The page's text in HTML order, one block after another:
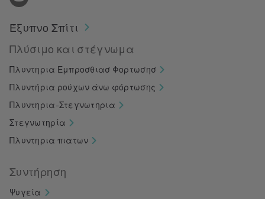
Έξυπνο Σπίτι
Πλύσιμο και στέγνωμα
Πλυντηρια Εμπροσθιασ Φορτωσησ
Πλυντήρια ρούχων άνω φόρτωσης
Πλυντηρια-Στεγνωτηρια
Στεγνωτηρία
Πλυντηρια πιατων
Συντήρηση
Ψυγεία